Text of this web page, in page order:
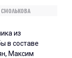
СМОЛЬКОВА
из
в составе
Максим